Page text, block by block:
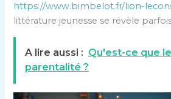
https://www.bimbelot.fr/lion-
littérature jeunesse se révèle
A lire aussi : Qu'est-ce que
parentalité ?